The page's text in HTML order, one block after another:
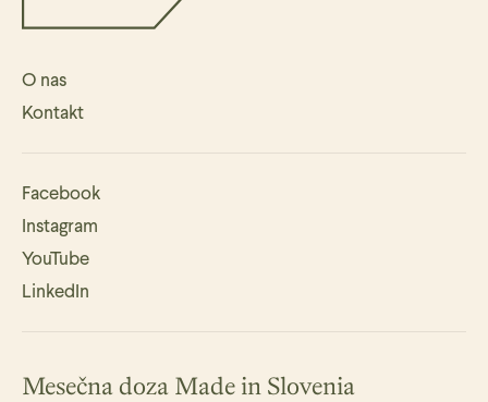
O nas
Kontakt
Facebook
Instagram
YouTube
LinkedIn
Mesečna doza Made in Slovenia